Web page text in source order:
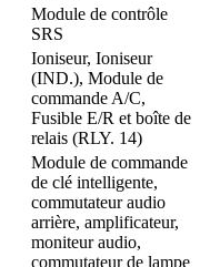
Module de contrôle
SRS
Ioniseur, Ioniseur
(IND.), Module de
commande A/C,
Fusible E/R et boîte de
relais (RLY. 14)
Module de commande
de clé intelligente,
commutateur audio
arrière, amplificateur,
moniteur audio,
commutateur de lampe